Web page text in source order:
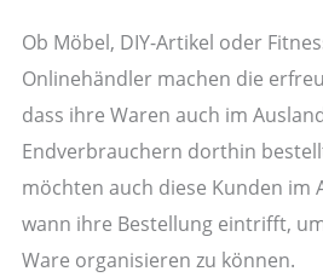
Ob Möbel, DIY-Artikel oder
Onlinehändler machen die
dass ihre Waren auch im
Endverbrauchern dorthin
möchten auch diese Kunden im
wann ihre Bestellung eintrifft,
Ware organisieren zu können.